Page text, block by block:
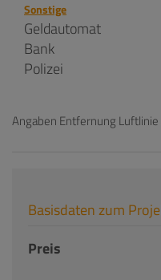
Sonstige
Geldautomat
Bank
Polizei
Angaben Entfernung
Basisdaten zum
Preis